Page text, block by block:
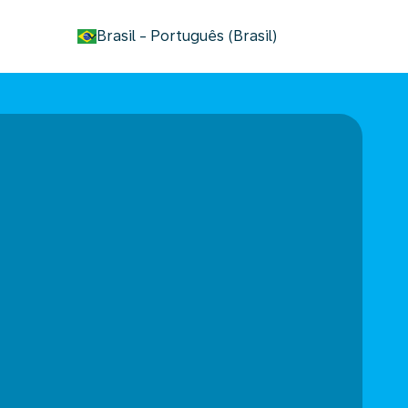
Brasil - Português (Brasil)
keyboard_arrow_down